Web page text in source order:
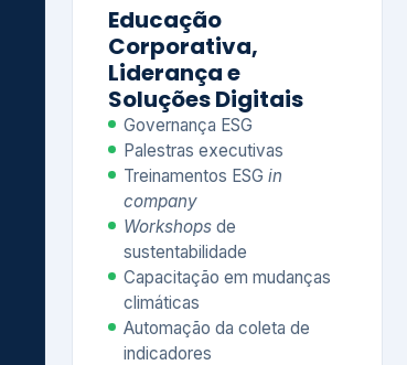
Educação
Corporativa,
Liderança e
Soluções Digitais
Governança ESG
Palestras executivas
Treinamentos ESG in
company
Workshops de
sustentabilidade
Capacitação em mudanças
climáticas
Automação da coleta de
indicadores